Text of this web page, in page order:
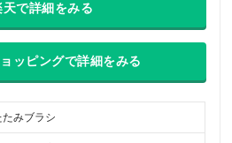
天で詳細をみる
ッピングで詳細をみる
たみブラシ